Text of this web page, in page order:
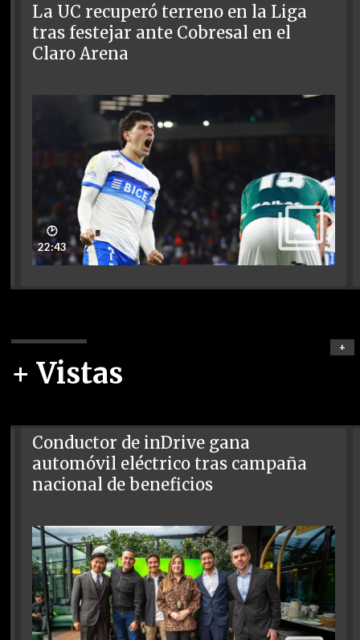
La UC recuperó terreno en la Liga
tras festejar ante Cobresal en el
Claro Arena
🕑
22:43
+ Vistas
+
Conductor de inDrive gana
automóvil eléctrico tras campaña
nacional de beneficios